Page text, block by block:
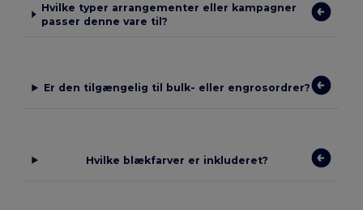
Hvilke typer arrangementer eller kampagner
passer denne vare til?
Er den tilgængelig til bulk- eller engrosordrer?
Hvilke blækfarver er inkluderet?